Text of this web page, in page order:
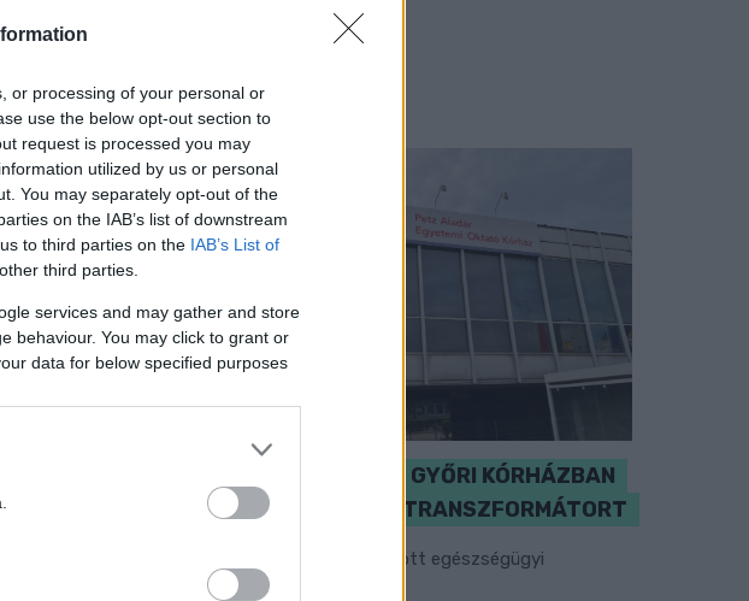
or processing of your personal or
use the below opt-out section to
request is processed you may
utilized by us or personal
You may separately opt-out of the
on the IAB’s list of downstream
to third parties on the IAB’s List of
third parties.
services and may gather and store
behaviour. You may click to grant or
data for below specified purposes
KICSERÉLTÉK A GYŐRI KÓRHÁZBAN
MEGHIBÁSODOTT TRANSZFORMÁTORT
Megkezdték az elhalasztott egészségügyi
ellátásokat.